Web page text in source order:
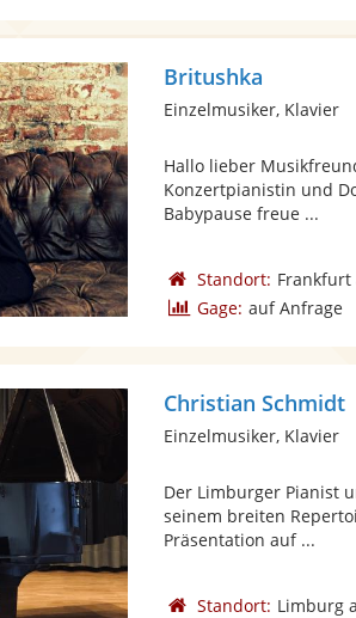
Britushka
Einzelmusiker, Klavier
Hallo lieber
Konzertpianistin und
Babypause freue ...
Standort: Frankfurt
Gage: auf Anfrage
Christian Schmidt
Einzelmusiker, Klavier
Der Limburger Pianist
seinem breiten
Präsentation auf ...
Standort: Limburg